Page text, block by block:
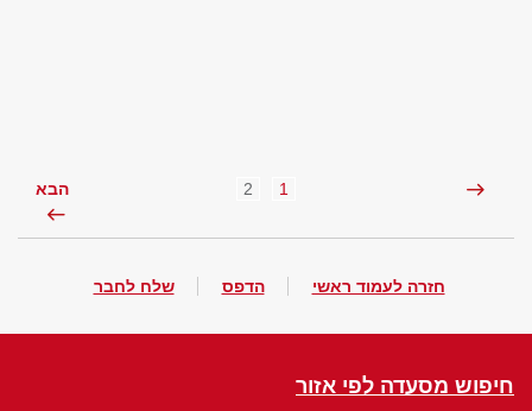
1
2 הבא
חזרה לעמוד ראשי הדפס שלח לחבר
חיפוש מסעדה לפי אזור